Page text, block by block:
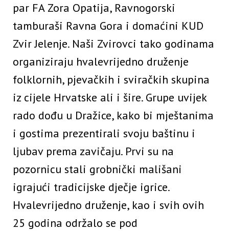
par FA Zora Opatija, Ravnogorski
tamburaši Ravna Gora i domaćini KUD
Zvir Jelenje. Naši Zvirovci tako godinama
organiziraju hvalevrijedno druženje
folklornih, pjevačkih i sviračkih skupina
iz cijele Hrvatske ali i šire. Grupe uvijek
rado dođu u Dražice, kako bi mještanima
i gostima prezentirali svoju baštinu i
ljubav prema zavičaju. Prvi su na
pozornicu stali grobnički mališani
igrajući tradicijske dječje igrice.
Hvalevrijedno druženje, kao i svih ovih
25 godina održalo se pod